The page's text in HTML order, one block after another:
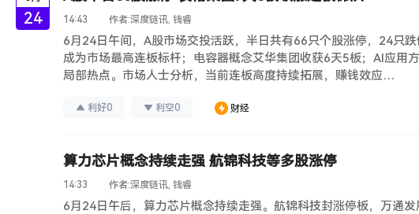
24 14:43 作者:深度链讯, 钱睿
6月24日午间，A股市场交投活跃，半日共有66只个股涨停，24只
成为市场最高连板标杆；电容器概念艾华集团收获6天5板；AI应用
局部热点。市场人士分析，当前连板高度持续拓展，赚钱效应…
利好0 利空0 财经
算力芯片概念持续走强 航锦科技等多股涨停
14:33 作者:深度链讯, 钱睿
6月24日午后，算力芯片概念持续走强。航锦科技封涨停板，万通